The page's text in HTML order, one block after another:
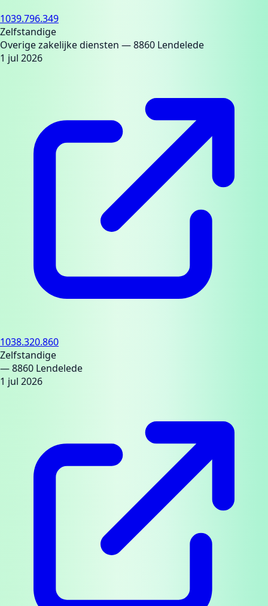
1039.796.349
Zelfstandige
Overige zakelijke diensten — 8860 Lendelede
1 jul 2026
1038.320.860
Zelfstandige
— 8860 Lendelede
1 jul 2026